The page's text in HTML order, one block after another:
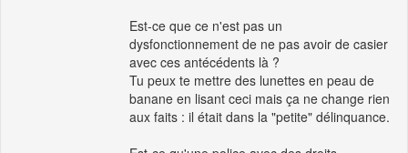
Est-ce que ce n'est pas un
dysfonctionnement de ne pas avoir de casier
avec ces antécédents là ?
Tu peux te mettre des lunettes en peau de
banane en lisant ceci mais ça ne change rien
aux faits : il était dans la "petite" délinquance.